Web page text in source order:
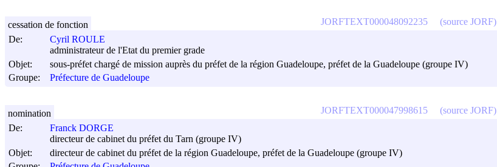
De:
Cyril ROULE
administrateur de l'Etat du premier grade
Objet:
sous-préfet chargé de mission auprès du préfet de la région Guadeloupe, préfet de la Guadeloupe (groupe IV)
Groupe:
Préfecture de Guadeloupe
JORFTEXT000048092235 (source JORF)
cessation de fonction
De:
Franck DORGE
directeur de cabinet du préfet du Tarn (groupe IV)
Objet:
directeur de cabinet du préfet de la région Guadeloupe, préfet de la Guadeloupe (groupe IV)
JORFTEXT000047998615 (source JORF)
nomination